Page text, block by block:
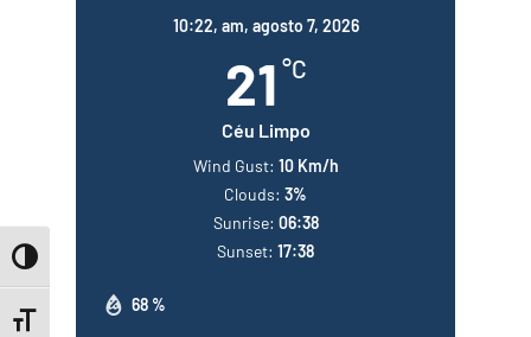
Toggle High Contrast
Toggle Font size
10:22, am, agosto 7, 2026
21 °C
Céu Limpo
68 %
Wind Gust: 10 Km/h
Clouds: 3%
Sunrise: 06:38
Sunset: 17:38